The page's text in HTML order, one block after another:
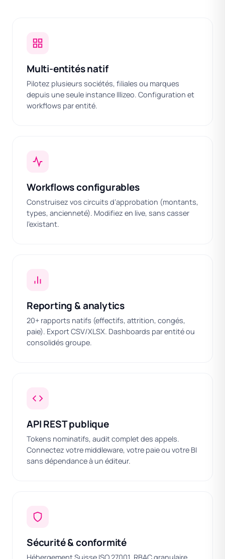
Multi-entités natif
Pilotez plusieurs sociétés, filiales ou marques
depuis une seule instance Illizeo. Configuration et
workflows par entité.
Workflows configurables
Construisez vos circuits d’approbation (montants,
types, ancienneté). Modifiez en live, sans casser
l’existant.
Reporting & analytics
20+ rapports natifs (effectifs, attrition, congés,
paie). Export CSV/XLSX. Dashboards par entité ou
consolidés groupe.
API REST publique
Tokens nominatifs, audit complet des appels.
Connectez votre middleware, votre paie ou votre BI
sans dépendance à un éditeur.
Sécurité & conformité